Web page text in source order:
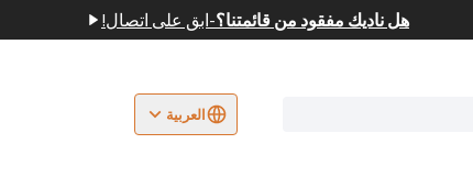
هل ناديك مفقود من قائمتنا؟-ابق على اتصال!
العربية jezik Odaberite jezik Dil seçiniz